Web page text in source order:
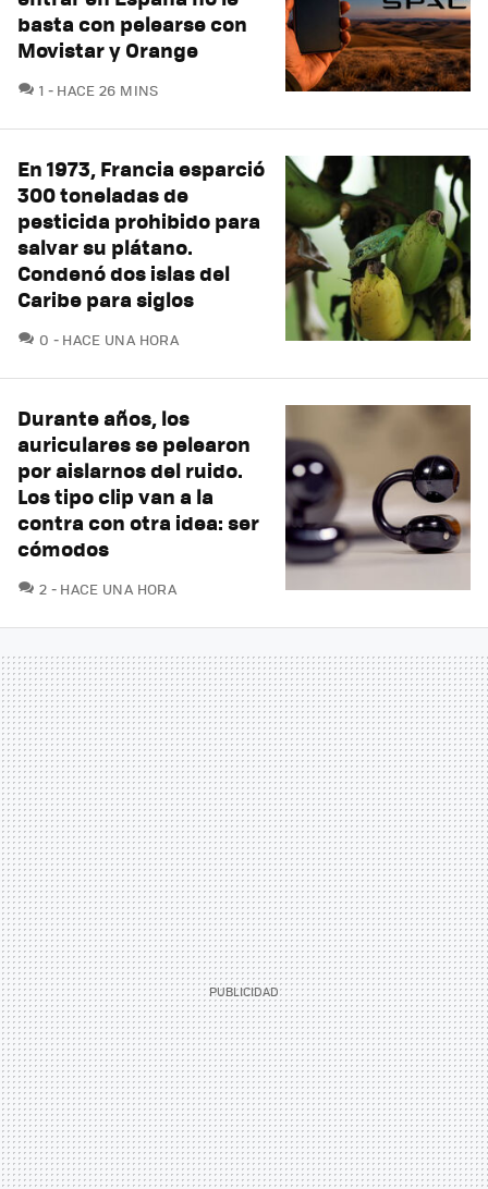
basta con pelearse con
Movistar y Orange
1 COMENTARIOS
HACE 26 MINS
En 1973, Francia esparció
300 toneladas de
pesticida prohibido para
salvar su plátano.
Condenó dos islas del
Caribe para siglos
0 COMENTARIOS
HACE UNA HORA
Durante años, los
auriculares se pelearon
por aislarnos del ruido.
Los tipo clip van a la
contra con otra idea: ser
cómodos
2 COMENTARIOS
HACE UNA HORA